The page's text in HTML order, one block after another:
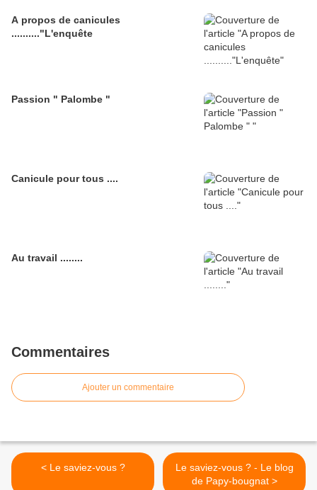
A propos de canicules
.........."L'enquête
Passion " Palombe "
Canicule pour tous ....
Au travail ........
Commentaires
Ajouter un commentaire
< Le saviez-vous ?
Le saviez-vous ? - Le blog
de Papy-bougnat >